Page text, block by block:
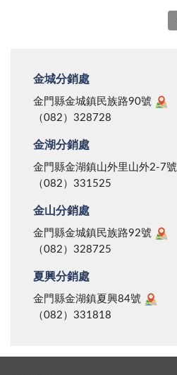
金城分銷處
金門縣金城鎮民族路90號
（082）328728
金湖分銷處
金門縣金湖鎮山外里山外2-7號
（082）331525
金山分銷處
金門縣金城鎮民族路92號
（082）328725
夏興分銷處
金門縣金湖鎮夏興84號
（082）331818